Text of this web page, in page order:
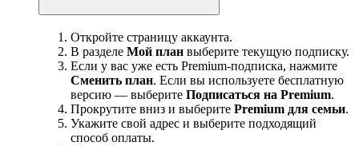
Откройте страницу аккаунта.
В разделе Мой план выберите текущую подписку.
Если у вас уже есть Premium-подписка, нажмите
Сменить план. Если вы используете бесплатную
версию — выберите Подписаться на Premium.
Прокрутите вниз и выберите Premium для семьи.
Укажите свой адрес и выберите подходящий
способ оплаты.